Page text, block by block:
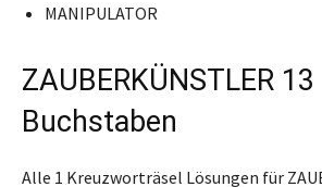
MANIPULATOR
ZAUBERKÜNSTLER 13
Buchstaben
Alle 1 Kreuzworträsel Lösungen für